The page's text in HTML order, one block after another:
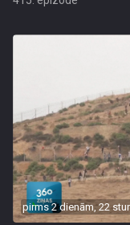
pirms 2 dienām, 22